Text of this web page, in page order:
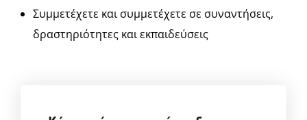
Συμμετέχετε και συμμετέχετε σε συναντήσεις,
δραστηριότητες και εκπαιδεύσεις